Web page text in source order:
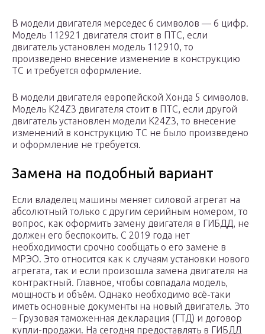
В модели двигателя мерседес 6 символов — 6 цифр.
Модель 112921 двигателя стоит в ПТС, если
двигатель установлен модель 112910, то
произведено внесение изменение в конструкцию
ТС и требуется оформление.
В модели двигателя европейской Хонда 5 символов.
Модель K24Z3 двигателя стоит в ПТС, если другой
двигатель установлен модели K24Z3, то внесение
изменений в конструкцию ТС не было произведено
и оформление не требуется.
Замена на подобный вариант
Если владелец машины меняет силовой агрегат на
абсолютный только с другим серийным номером, то
вопрос, как оформить замену двигателя в ГИБДД, не
должен его беспокоить. С 2019 года нет
необходимости срочно сообщать о его замене в
МРЭО. Это относится как к случаям установки нового
агрегата, так и если произошла замена двигателя на
контрактный. Главное, чтобы совпадала модель,
мощность и объём. Однако необходимо всё-таки
иметь основные документы на новый двигатель. Это
– Грузовая таможенная декларация (ГТД) и договор
купли-продажи. На сегодня предоставлять в ГИБДД